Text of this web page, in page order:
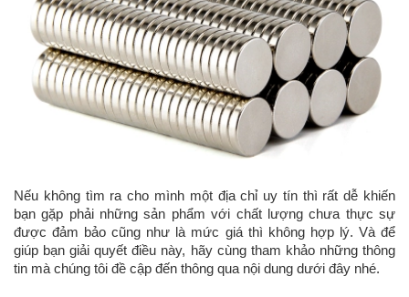
Nếu không tìm ra cho mình một địa chỉ uy tín thì rất dễ khiến
bạn gặp phải những sản phẩm với chất lượng chưa thực sự
được đảm bảo cũng như là mức giá thì không hợp lý. Và để
giúp bạn giải quyết điều này, hãy cùng tham khảo những thông
tin mà chúng tôi đề cập đến thông qua nội dung dưới đây nhé.